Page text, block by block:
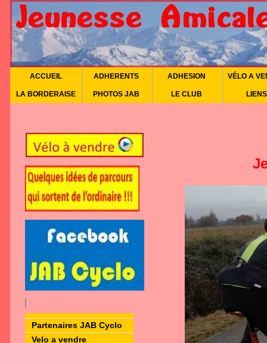
ACCUEIL ADHERENTS ADHESION VÉLO A
LA BORDERAISE PHOTOS JAB LE CLUB LIENS
Partenaires JAB Cyclo
Velo a vendre